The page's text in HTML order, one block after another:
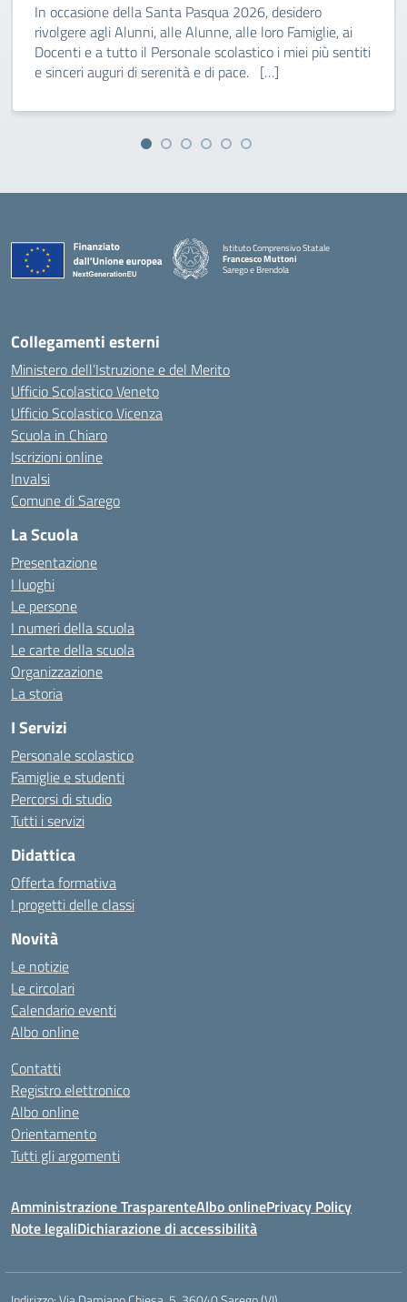
In occasione della Santa Pasqua 2026, desidero
rivolgere agli Alunni, alle Alunne, alle loro Famiglie, ai
Docenti e a tutto il Personale scolastico i miei più sentiti
e sinceri auguri di serenità e di pace. […]
Istituto Comprensivo Statale
Francesco Muttoni
Sarego e Brendola
— Visita la pagina iniziale della scuola
Collegamenti esterni
Ministero dell’Istruzione e del Merito
Ufficio Scolastico Veneto
Ufficio Scolastico Vicenza
Scuola in Chiaro
Iscrizioni online
Invalsi
Comune di Sarego
La Scuola
Presentazione
I luoghi
Le persone
I numeri della scuola
Le carte della scuola
Organizzazione
La storia
I Servizi
Personale scolastico
Famiglie e studenti
Percorsi di studio
Tutti i servizi
Didattica
Offerta formativa
I progetti delle classi
Novità
Le notizie
Le circolari
Calendario eventi
Albo online
Contatti
Registro elettronico
Albo online
Orientamento
Tutti gli argomenti
Amministrazione TrasparenteAlbo onlinePrivacy Policy
Note legaliDichiarazione di accessibilità